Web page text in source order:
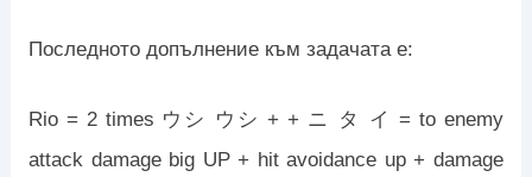
Последното допълнение към задачата е:
Rio = 2 times ウシ ウシ + + ニ タ イ = to enemy
attack damage big UP + hit avoidance up + damage